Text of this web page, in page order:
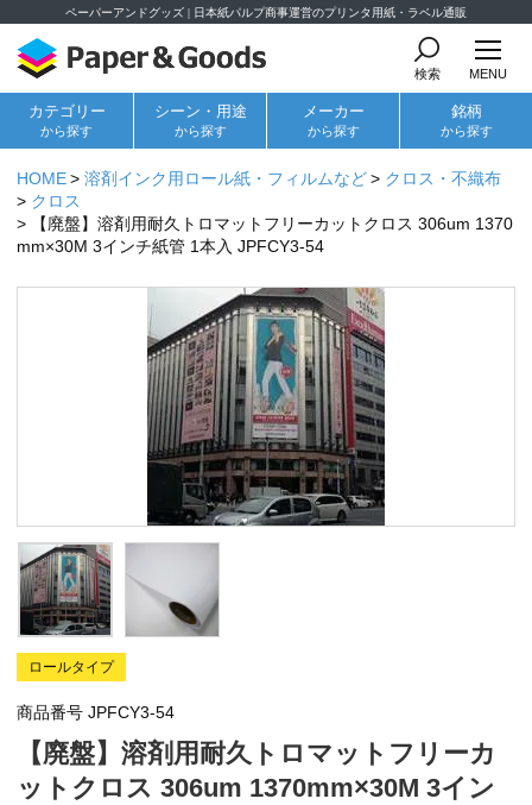
ペーパーアンドグッズ | 日本紙パルプ商事運営のプリンタ用紙・ラベル通販
検索 MENU
カテゴリー
から探す
シーン・用途
から探す
メーカー
から探す
銘柄
から探す
HOME 溶剤インク用ロール紙・フィルムなど
クロス・不織布
クロス
【廃盤】溶剤用耐久トロマットフリーカットクロス 306um 1370
mm×30M 3インチ紙管 1本入 JPFCY3-54
ロールタイプ
商品番号 JPFCY3-54
【廃盤】溶剤用耐久トロマットフリーカ
ットクロス 306um 1370mm×30M 3イン